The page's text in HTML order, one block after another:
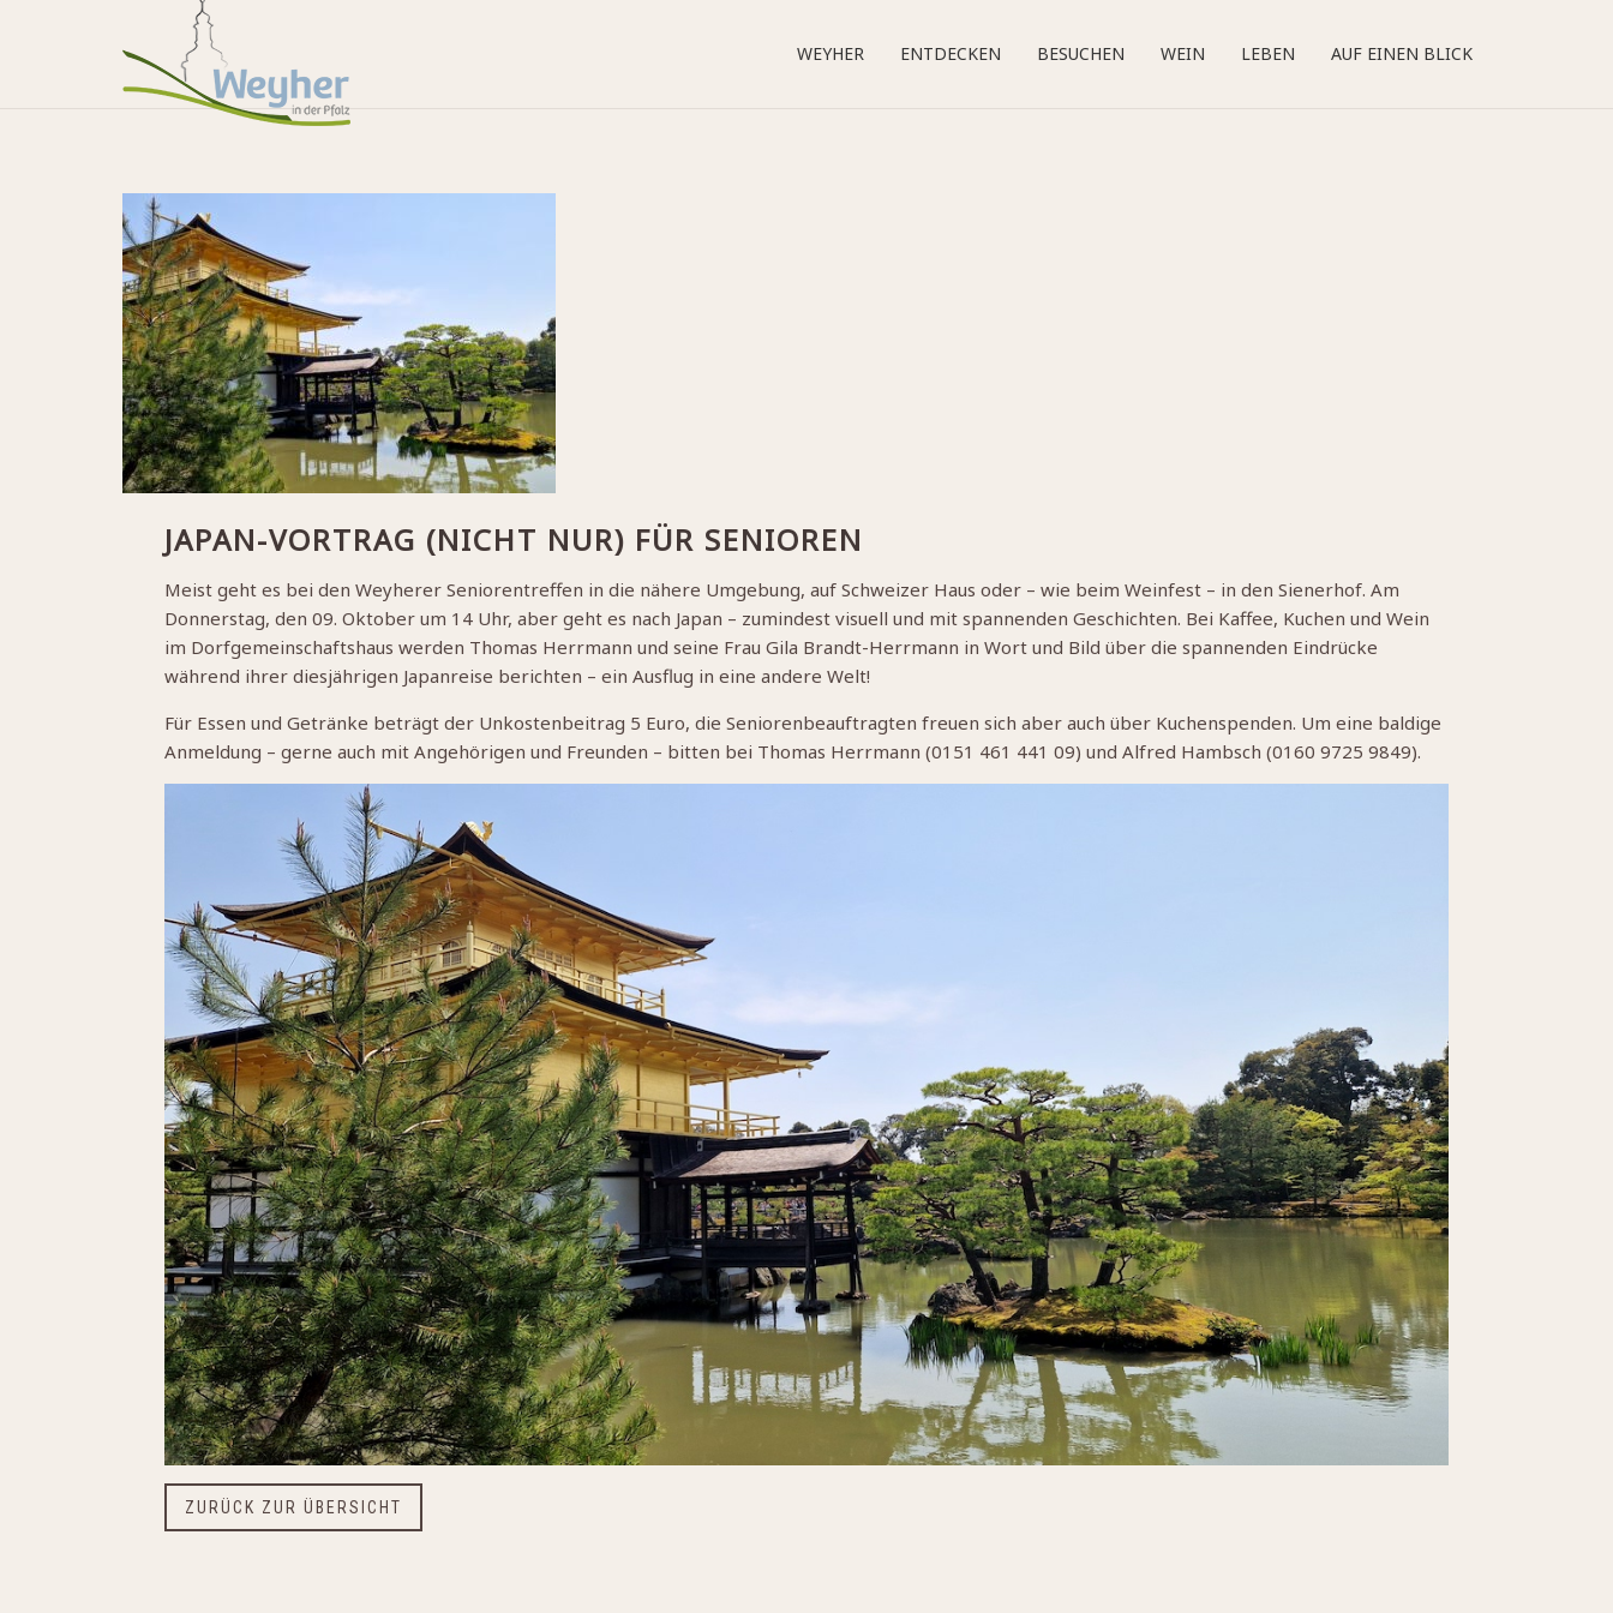
WEYHER ENTDECKEN BESUCHEN WEIN LEBEN AUF EINEN BLICK
JAPAN-VORTRAG (NICHT NUR) FÜR SENIOREN
Meist geht es bei den Weyherer Seniorentreffen in die nähere Umgebung, auf Schweizer Haus oder – wie beim Weinfest – in den Sienerhof. Am
Donnerstag, den 09. Oktober um 14 Uhr, aber geht es nach Japan – zumindest visuell und mit spannenden Geschichten. Bei Kaffee, Kuchen und Wein
im Dorfgemeinschaftshaus werden Thomas Herrmann und seine Frau Gila Brandt-Herrmann in Wort und Bild über die spannenden Eindrücke
während ihrer diesjährigen Japanreise berichten – ein Ausflug in eine andere Welt!
Für Essen und Getränke beträgt der Unkostenbeitrag 5 Euro, die Seniorenbeauftragten freuen sich aber auch über Kuchenspenden. Um eine baldige
Anmeldung – gerne auch mit Angehörigen und Freunden – bitten bei Thomas Herrmann (0151 461 441 09) und Alfred Hambsch (0160 9725 9849).
ZURÜCK ZUR ÜBERSICHT